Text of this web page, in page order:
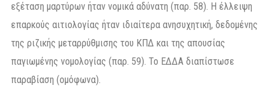
εξέταση μαρτύρων ήταν νομικά αδύνατη (παρ. 58). Η έλλειψη
επαρκούς αιτιολογίας ήταν ιδιαίτερα ανησυχητική, δεδομένης
της ριζικής μεταρρύθμισης του ΚΠΔ και της απουσίας
παγιωμένης νομολογίας (παρ. 59). Το ΕΔΔΑ διαπίστωσε
παραβίαση (ομόφωνα).